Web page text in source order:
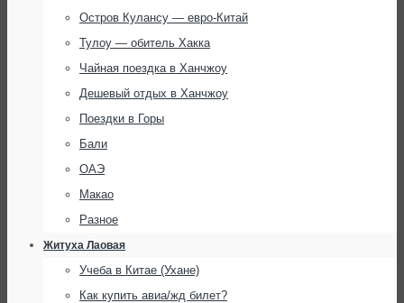
Остров Кулансу — евро-Китай
Тулоу — обитель Хакка
Чайная поездка в Ханчжоу
Дешевый отдых в Ханчжоу
Поездки в Горы
Бали
ОАЭ
Макао
Разное
Житуха Лаовая
Учеба в Китае (Ухане)
Как купить авиа/жд билет?